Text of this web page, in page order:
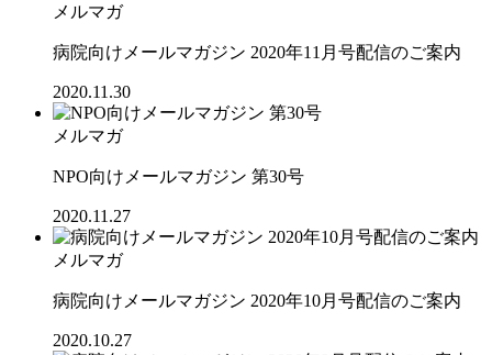
メルマガ
病院向けメールマガジン 2020年11月号配信のご案内
2020.11.30
メルマガ
NPO向けメールマガジン 第30号
2020.11.27
メルマガ
病院向けメールマガジン 2020年10月号配信のご案内
2020.10.27